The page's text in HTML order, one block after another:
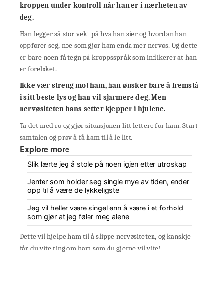
kroppen under kontroll når han er i nærheten av
deg.
Han legger så stor vekt på hva han sier og hvordan han
oppfører seg, noe som gjør ham enda mer nervøs. Og dette
er bare noen få tegn på kroppsspråk som indikerer at han
er forelsket.
Ikke vær streng mot ham, han ønsker bare å fremstå
i sitt beste lys og han vil sjarmere deg. Men
nervøsiteten hans setter kjepper i hjulene.
Ta det med ro og gjør situasjonen litt lettere for ham. Start
samtalen og prøv å få ham til å le litt.
Explore more
Slik lærte jeg å stole på noen igjen etter utroskap
Jenter som holder seg single mye av tiden, ender
opp til å være de lykkeligste
Jeg vil heller være singel enn å være i et forhold
som gjør at jeg føler meg alene
Dette vil hjelpe ham til å slippe nervøsiteten, og kanskje
får du vite ting om ham som du gjerne vil vite!